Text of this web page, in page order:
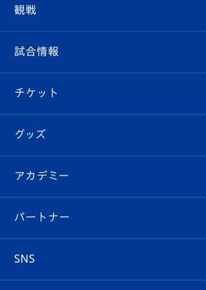
クラブ
試合情報
チケット
イベント
メディア
ホームタウン
クラブ概要
エンブレム紹介
スタッフプロフィール
マスコット紹介
観戦
観戦ルール
はじめての観戦ガイド
Revive Team
ヴィヴィくんの長崎おもてなしガイド
試合情報
試合日程/結果
フォトギャラリー
スタジアムグルメ
チケット
チケット
V-LOVERS（ファンクラブ）
プレイヤーズスイート
グッズ
オンラインショップ
店舗情報
アカデミー
育成からのお知らせ
U-18
パートナー
SNS